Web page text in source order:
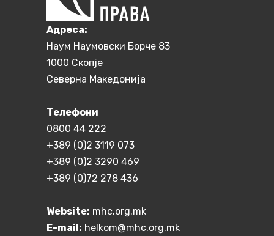
Aдреса:
Наум Наумовски Борче 83
1000 Скопје
Северна Македонија
Телефони
0800 44 222
+389 (0)2 3119 073
+389 (0)2 3290 469
+389 (0)72 278 436
Website: mhc.org.mk
E-mail: helkom@mhc.org.mk